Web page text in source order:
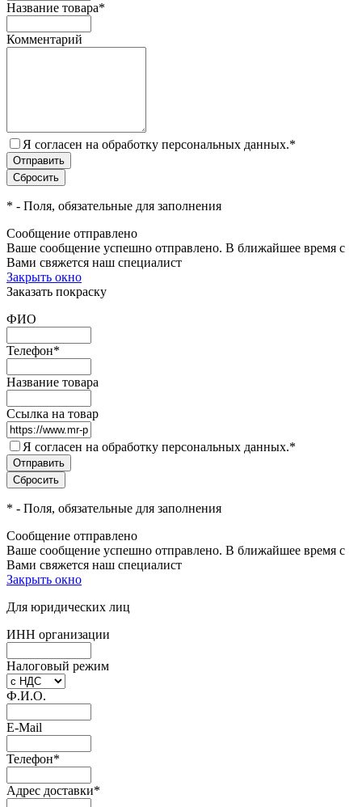
Название товара*
Комментарий
Я согласен на обработку персональных данных.*
* - Поля, обязательные для заполнения
Сообщение отправлено
Ваше сообщение успешно отправлено. В ближайшее время с
Вами свяжется наш специалист
Закрыть окно
Заказать покраску
ФИО
Телефон*
Название товара
Ссылка на товар
Я согласен на обработку персональных данных.*
* - Поля, обязательные для заполнения
Сообщение отправлено
Ваше сообщение успешно отправлено. В ближайшее время с
Вами свяжется наш специалист
Закрыть окно
Для юридических лиц
ИНН организации
Налоговый режим
Ф.И.О.
E-Mail
Телефон*
Адрес доставки*